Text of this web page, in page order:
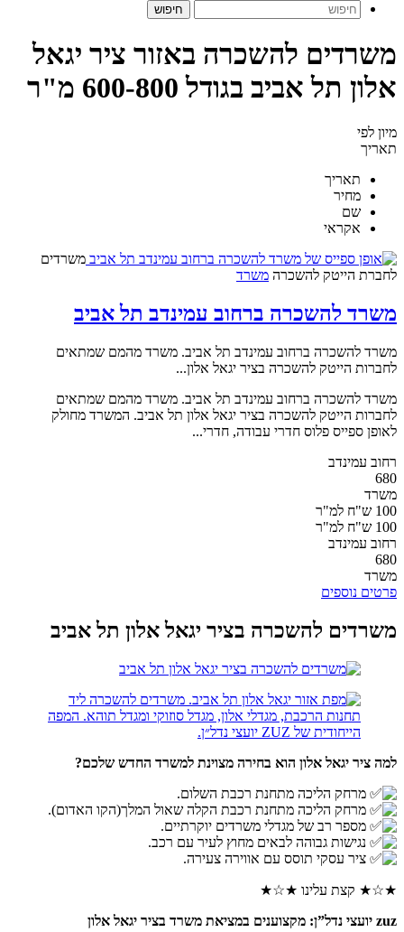
משרדים להשכרה באזור ציר יגאל
אלון תל אביב בגודל 600-800 מ"ר
מיון לפי
תאריך
תאריך
מחיר
שם
אקראי
משרדים
לחברת הייטק להשכרה משרד
משרד להשכרה ברחוב עמינדב תל אביב
משרד להשכרה ברחוב עמינדב תל אביב. משרד מהמם שמתאים
לחברות הייטק להשכרה בציר יגאל אלון...
משרד להשכרה ברחוב עמינדב תל אביב. משרד מהמם שמתאים
לחברות הייטק להשכרה בציר יגאל אלון תל אביב. המשרד מחולק
לאופן ספייס פלוס חדרי עבודה, חדרי...
רחוב עמינדב
680
משרד
100 ש"ח למ"ר
100 ש"ח למ"ר
רחוב עמינדב
680
משרד
פרטים נוספים
משרדים להשכרה בציר יגאל אלון תל אביב
למה ציר יגאל אלון הוא בחירה מצוינת למשרד החדש שלכם?
מרחק הליכה מתחנת רכבת השלום.
מרחק הליכה מתחנת רכבת הקלה שאול המלך(הקו האדום).
מספר רב של מגדלי משרדים יוקרתיים.
נגישות גבוהה לבאים מחוץ לעיר עם רכב.
ציר עסקי תוסס עם אווירה צעירה.
★☆★ קצת עלינו ★☆★
zuz יועצי נדל”ן: מקצוענים במציאת משרד בציר יגאל אלון